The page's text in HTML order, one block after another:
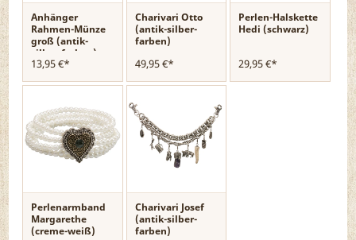
Anhänger
Rahmen-Münze
groß (antik-
silber-farben)
13,95 €*
Charivari Otto
(antik-silber-
farben)
49,95 €*
Perlen-Halskette
Hedi (schwarz)
29,95 €*
Perlenarmband
Margarethe
(creme-weiß)
Charivari Josef
(antik-silber-
farben)